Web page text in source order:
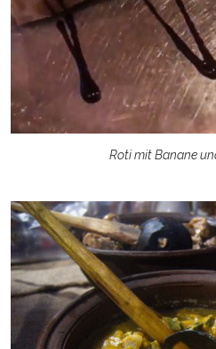
Roti mit Banane